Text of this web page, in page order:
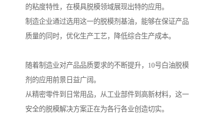
的粘度特性，在模具脱模领域展现出特的应用。
制造企业通过选用这一的脱模剂基油，能够在保证产品
质量的同时，优化生产工艺，降低综合生产成本。
随着制造业对产品品质要求的不断提升，10号白油脱模
剂的应用前景日益广阔。
从精密零件到日常用品，从工业部件到高新材料，这一
安全的脱模解决方案正在为各行各业创造切实。